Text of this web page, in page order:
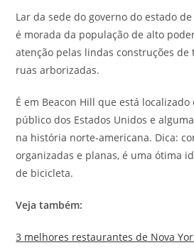
Lar da sede do governo do estado
é morada da população de alto
atenção pelas lindas construções
ruas arborizadas.
É em Beacon Hill que está
público dos Estados Unidos e
na história norte-americana. Dica:
organizadas e planas, é uma ótima
de bicicleta.
Veja também:
3 melhores restaurantes de Nova